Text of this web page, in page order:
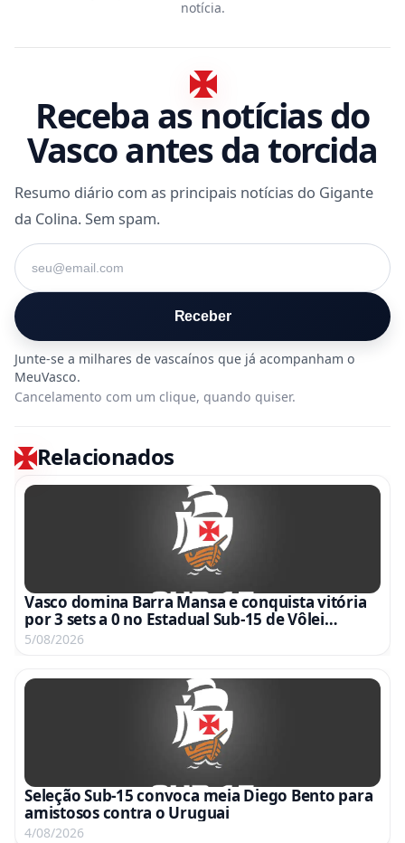
notícia.
Receba as notícias do
Vasco antes da torcida
Resumo diário com as principais notícias do Gigante
da Colina. Sem spam.
Seu e-mail
Receber
Cancelamento com um clique, quando quiser.
Relacionados
Vasco domina Barra Mansa e conquista vitória
por 3 sets a 0 no Estadual Sub-15 de Vôlei
Feminino
5/08/2026
Seleção Sub-15 convoca meia Diego Bento para
amistosos contra o Uruguai
4/08/2026